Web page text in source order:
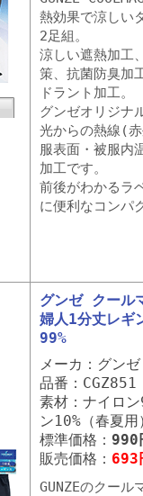
熱効果で涼しい
2足組。
涼しい遮熱加工
策、抗菌防臭加
ドラント加工。
グンゼオリジナ
光からの熱線(
服表面・被服内
加工です。
前後がわかるラ
に便利なコンパ
グンゼ クール
婦人1分丈レギ
99%
メーカ：グンゼ
品番：CGZ851
素材：ナイロ
ン10%（春夏用
標準価格： 990
販売価格： 693
GUNZEのクール